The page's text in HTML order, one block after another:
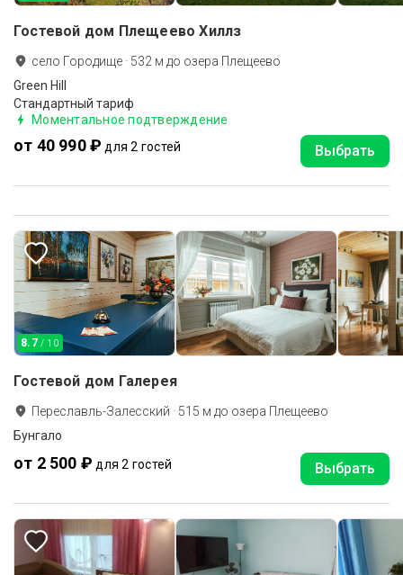
Гостевой дом Плещеево Хиллз
село Городище · 532 м до озера Плещеево
Green Hill
Стандартный тариф
Моментальное подтверждение
от 40 990 ₽ для 2 гостей Выбрать
8.7 / 10
Гостевой дом Галерея
Переславль-Залесский · 515 м до озера Плещеево
Бунгало
от 2 500 ₽ для 2 гостей Выбрать